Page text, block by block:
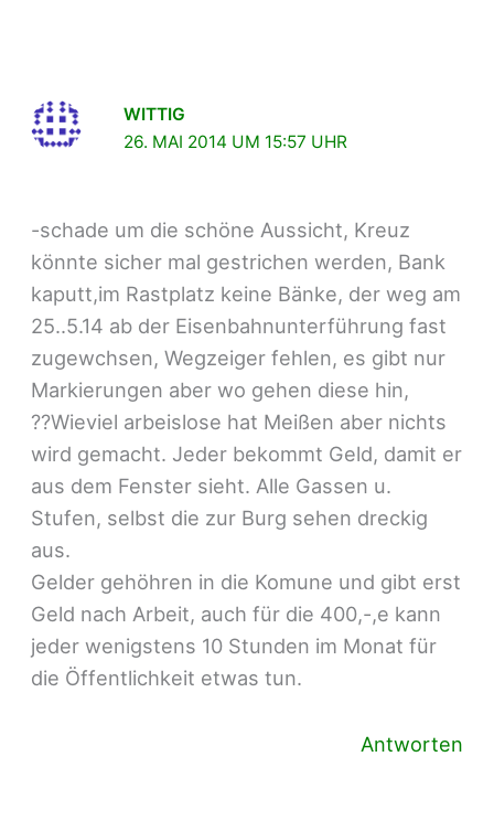
WITTIG
26. MAI 2014 UM 15:57 UHR
-schade um die schöne Aussicht, Kreuz
könnte sicher mal gestrichen werden, Bank
kaputt,im Rastplatz keine Bänke, der weg am
25..5.14 ab der Eisenbahnunterführung fast
zugewchsen, Wegzeiger fehlen, es gibt nur
Markierungen aber wo gehen diese hin,
??Wieviel arbeislose hat Meißen aber nichts
wird gemacht. Jeder bekommt Geld, damit er
aus dem Fenster sieht. Alle Gassen u.
Stufen, selbst die zur Burg sehen dreckig
aus.
Gelder gehöhren in die Komune und gibt erst
Geld nach Arbeit, auch für die 400,-,e kann
jeder wenigstens 10 Stunden im Monat für
die Öffentlichkeit etwas tun.
Antworten